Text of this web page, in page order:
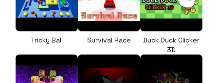
Tricky Ball Survival Race
Duck Duck Clicker
3D